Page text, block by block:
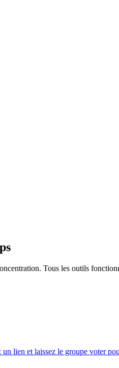
Tous les outils
lien et laissez le groupe voter